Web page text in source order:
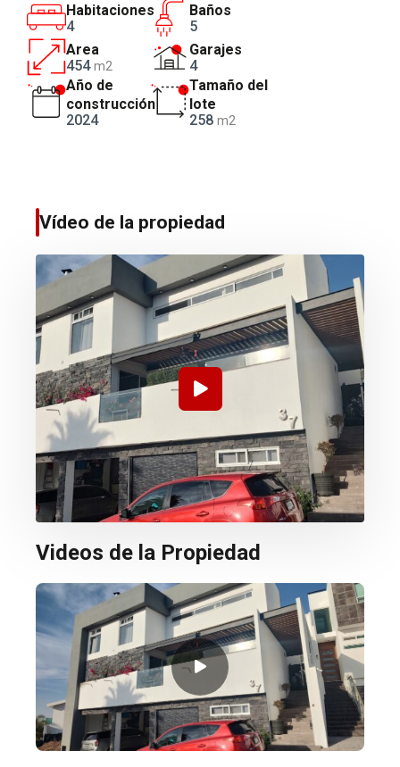
Habitaciones
4
Baños
5
Area
454m2
Garajes
4
Año de
construcción
2024
Tamaño del
lote
258m2
Vídeo de la propiedad
Videos de la Propiedad